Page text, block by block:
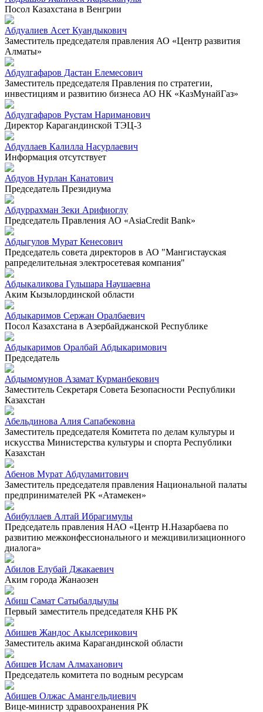
Посол Казахстана в Венгрии
Абдуалиев Асет Куандыкович
Заместитель председателя правления АО «Центр развития
Алматы»
Абдулгафаров Дастан Елемесович
Заместитель председателя Правления по стратегии,
инвестициям и развитию бизнеса АО НК «КазМунайГаз»
Абдулгафаров Рустам Нариманович
Директор Карагандинской ТЭЦ-3
Абдуллаев Калилла Насурлаевич
Информация отсутствует
Абдуов Нурлан Канатович
Председатель Президиума
Абдуррахман Зеки Арифиоглу
Председатель Правления АО «AsiaCredit Bank»
Абдыгулов Мурат Кенесович
Председатель совета директоров в АО "Мангистауская
рапределительная электросетевая компания"
Абдыкаликова Гульшара Наушаевна
Аким Кызылординской области
Абдыкаримов Сержан Оралбаевич
Посол Казахстана в Азербайджанской Республике
Абдыкаримов Оралбай Абдыкаримович
Председатель
Абдымомунов Азамат Курманбекович
Заместитель Секретаря Совета Безопасности Республики
Казахстан
Абельдинова Алия Сапабековна
Заместитель председателя Комитета по делам культуры и
искусства Министерства культуры и спорта Республики
Казахстан
Абенов Мурат Абдуламитович
Заместитель председателя правления Национальной палаты
предпринимателей РК «Атамекен»
Абибуллаев Алтай Ибрагимулы
Председатель правления НАО «Центр Н.Назарбаева по
развитию межконфессионального и межцивилизационного
диалога»
Абилов Елубай Джакаевич
Аким города Жанаозен
Абиш Самат Сатыбалдыулы
Первый заместитель председателя КНБ РК
Абишев Жандос Акылсерикович
Заместитель акима Карагандинской области
Абишев Ислам Алмаханович
Председатель комитета по водным ресурсам
Абишев Олжас Амангельдиевич
Вице-министр здравоохранения РК